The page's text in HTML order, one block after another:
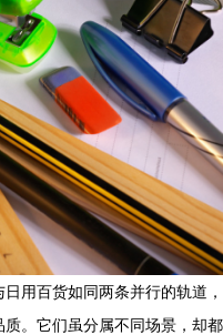
用百货如同两条并行的轨道，
。它们虽分属不同场景，却都